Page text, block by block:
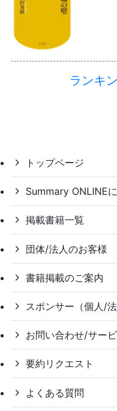
ランキ
トップページ
Summary ONLINE
掲載書籍一覧
団体/法人のお客様
書籍掲載のご案内
スポンサー（個人/
お問い合わせ/サー
要約リクエスト
よくある質問